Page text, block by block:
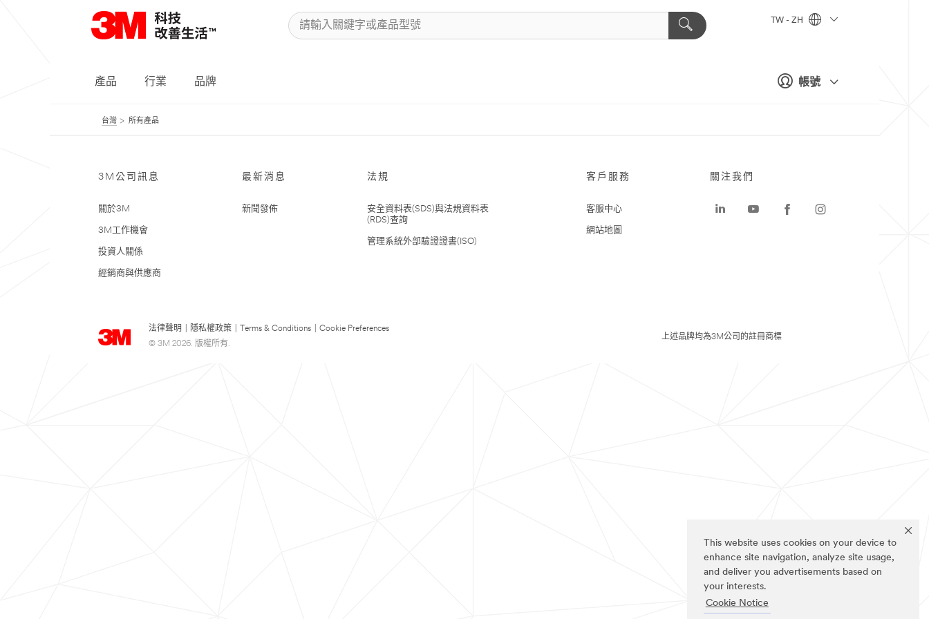
This website uses cookies on your device to
enhance site navigation, analyze site usage,
and deliver you advertisements based on
your interests.
Cookie Notice
帳號
TW - ZH
產品 行業 品牌
台灣 所有產品
3M公司訊息
關於3M
3M工作機會
投資人關係
經銷商與供應商
最新消息
新聞發佈
法規
安全資料表(SDS)與法規資料表
(RDS)查詢
管理系統外部驗證證書(ISO)
客戶服務
客服中心
網站地圖
法律聲明 隱私權政策 Terms & Conditions
Cookie Preferences
© 3M 2026. 版權所有.
關注我們
上述品牌均為3M公司的註冊商標